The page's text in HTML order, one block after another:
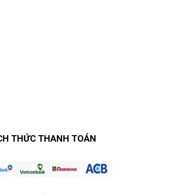
THỨC THANH TOÁN